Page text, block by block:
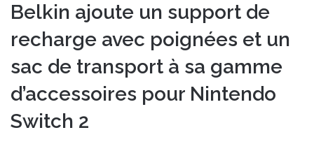
Belkin ajoute un support de
recharge avec poignées et un
sac de transport à sa gamme
d’accessoires pour Nintendo
Switch 2